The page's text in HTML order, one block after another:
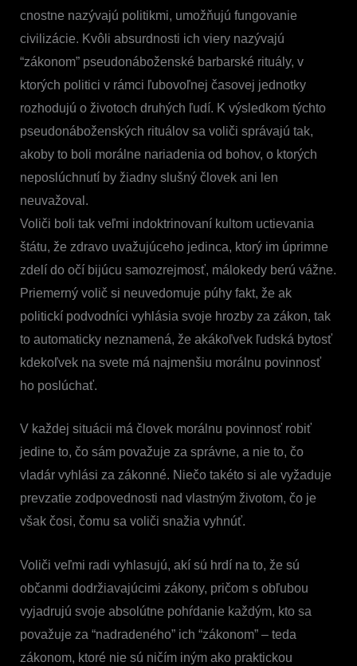
cnostne nazývajú politikmi, umožňujú fungovanie
civilizácie. Kvôli absurdnosti ich viery nazývajú
“zákonom” pseudonáboženské barbarské rituály, v
ktorých politici v rámci ľubovoľnej časovej jednotky
rozhodujú o životoch druhých ľudí. K výsledkom týchto
pseudonáboženských rituálov sa voliči správajú tak,
akoby to boli morálne nariadenia od bohov, o ktorých
neposlúchnutí by žiadny slušný človek ani len
neuvažoval.
Voliči boli tak veľmi indoktrinovaní kultom uctievania
štátu, že zdravo uvažujúceho jedinca, ktorý im úprimne
zdelí do očí bijúcu samozrejmosť, málokedy berú vážne.
Priemerný volič si neuvedomuje púhy fakt, že ak
politickí podvodníci vyhlásia svoje hrozby za zákon, tak
to automaticky neznamená, že akákoľvek ľudská bytosť
kdekoľvek na svete má najmenšiu morálnu povinnosť
ho poslúchať.
V každej situácii má človek morálnu povinnosť robiť
jedine to, čo sám považuje za správne, a nie to, čo
vladár vyhlási za zákonné. Niečo takéto si ale vyžaduje
prevzatie zodpovednosti nad vlastným životom, čo je
však čosi, čomu sa voliči snažia vyhnúť.
Voliči veľmi radi vyhlasujú, akí sú hrdí na to, že sú
občanmi dodržiavajúcimi zákony, pričom s obľubou
vyjadrujú svoje absolútne pohŕdanie každým, kto sa
považuje za “nadradeného” ich “zákonom” – teda
zákonom, ktoré nie sú ničím iným ako praktickou